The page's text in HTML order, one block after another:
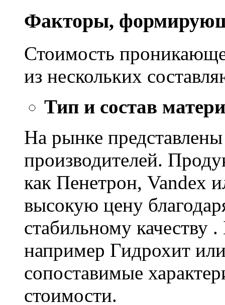
Факторы,
Стоимость
из нескольких
Тип и состав
На рынке
производителей.
как Пенетрон, Vandex
высокую цену
стабильному качеству
например Гидрохит
сопоставимые
стоимости.